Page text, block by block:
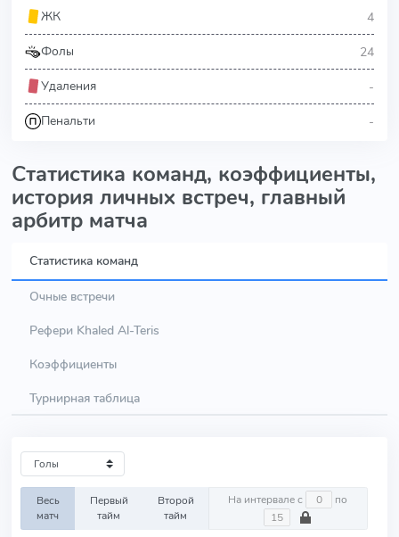
ЖК
4
Фолы 24
Удаления -
Пенальти -
Статистика команд, коэффициенты,
история личных встреч, главный
арбитр матча
Статистика команд
Очные встречи
Рефери Khaled Al-Teris
Коэффициенты
Турнирная таблица
Весь
матч
Первый
тайм
Второй
тайм
На интервале с по